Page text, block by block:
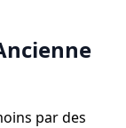
par des